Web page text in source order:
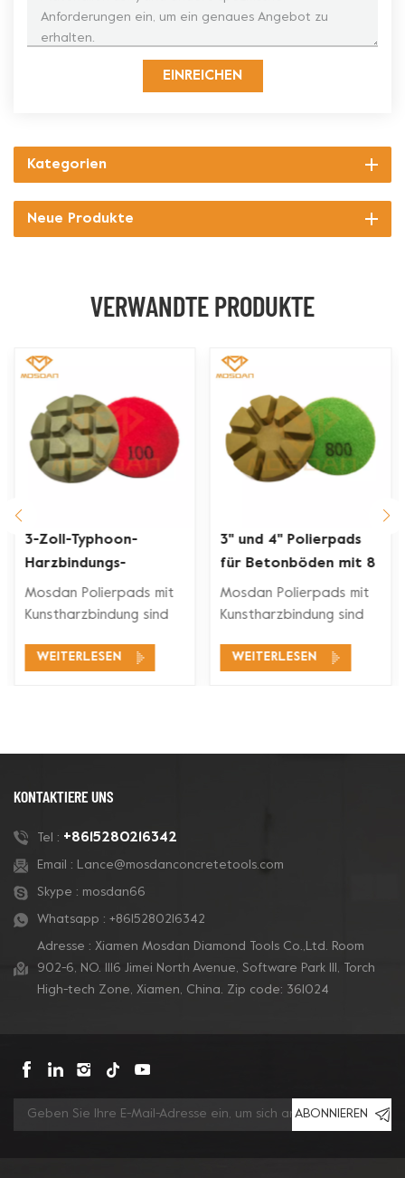
EINREICHEN
Kategorien
Neue Produkte
VERWANDTE PRODUKTE
3-Zoll-Typhoon-
Harzbindungs-
Betonpolierscheiben
Mosdan Polierpads mit
Kunstharzbindung sind
Bodenpoliermaschinen
versehen und können
Trägerpolster montiert
werden, um auf jede
Bodenmaschine zu
passen.
WEITERLESEN
3'' und 4'' Polierpads
für Betonböden mit 8
Torten
Mosdan Polierpads mit
Kunstharzbindung sind
Bodenpoliermaschinen
passen.
WEITERLESEN
KONTAKTIERE UNS
Tel : +8615280216342
Email : Lance@mosdanconcretetools.com
Skype : mosdan66
Whatsapp : +8615280216342
Adresse : Xiamen Mosdan Diamond Tools Co.,Ltd. Room
902-6, NO. 1116 Jimei North Avenue, Software Park Ill, Torch
High-tech Zone, Xiamen, China. Zip code: 361024
ABONNIEREN